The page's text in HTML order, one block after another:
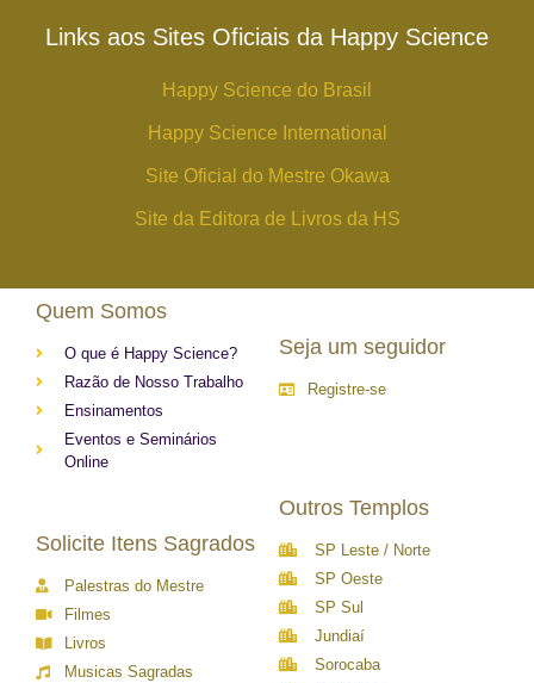
Links aos Sites Oficiais da Happy Science
Happy Science do Brasil
Happy Science International
Site Oficial do Mestre Okawa
Site da Editora de Livros da HS
Quem Somos
O que é Happy Science?
Razão de Nosso Trabalho
Ensinamentos
Eventos e Seminários
Online
Seja um seguidor
Registre-se
Solicite Itens Sagrados
Palestras do Mestre
Filmes
Livros
Musicas Sagradas
Outros Templos
SP Leste / Norte
SP Oeste
SP Sul
Jundiaí
Sorocaba